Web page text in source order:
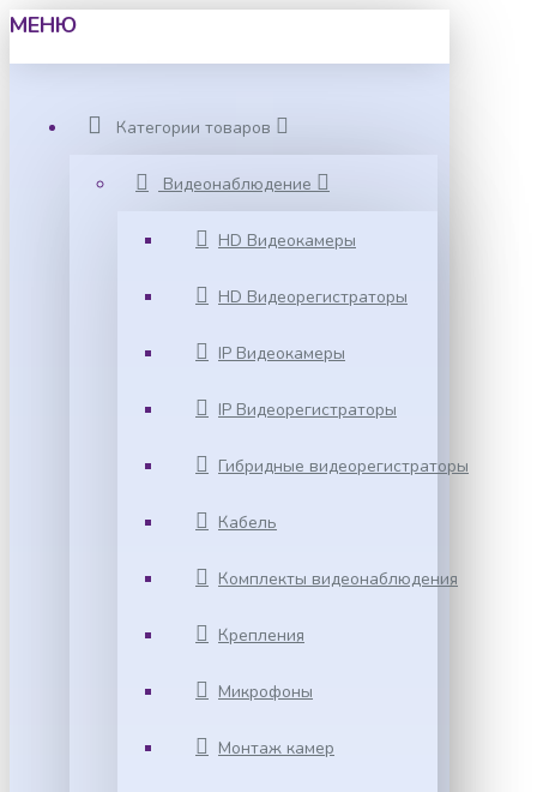
МЕНЮ
Категории товаров
Видеонаблюдение
HD Видеокамеры
HD Видеорегистраторы
IP Видеокамеры
IP Видеорегистраторы
Гибридные видеорегистраторы
Кабель
Комплекты видеонаблюдения
Крепления
Микрофоны
Монтаж камер